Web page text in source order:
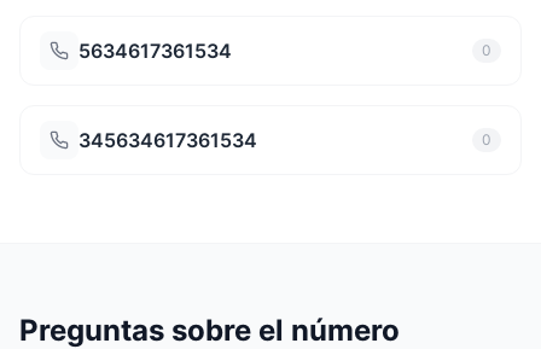
5634617361534 0
345634617361534 0
Preguntas sobre el número